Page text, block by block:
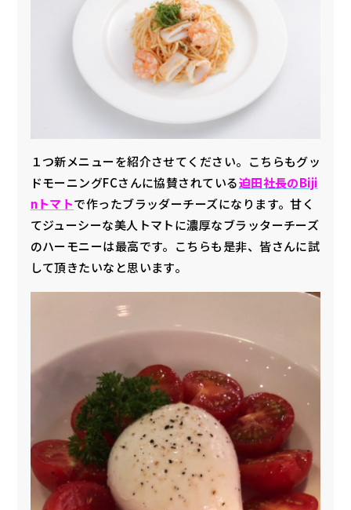
１つ新メニューを紹介させてください。こちらもグッ
ドモーニングFCさんに協賛されている迫田社長のBiji
nトマトで作ったブラッダーチーズになります。甘く
てジューシーな美人トマトに濃厚なブラッターチーズ
のハーモニーは最高です。こちらも是非、皆さんに試
して頂きたいなと思います。